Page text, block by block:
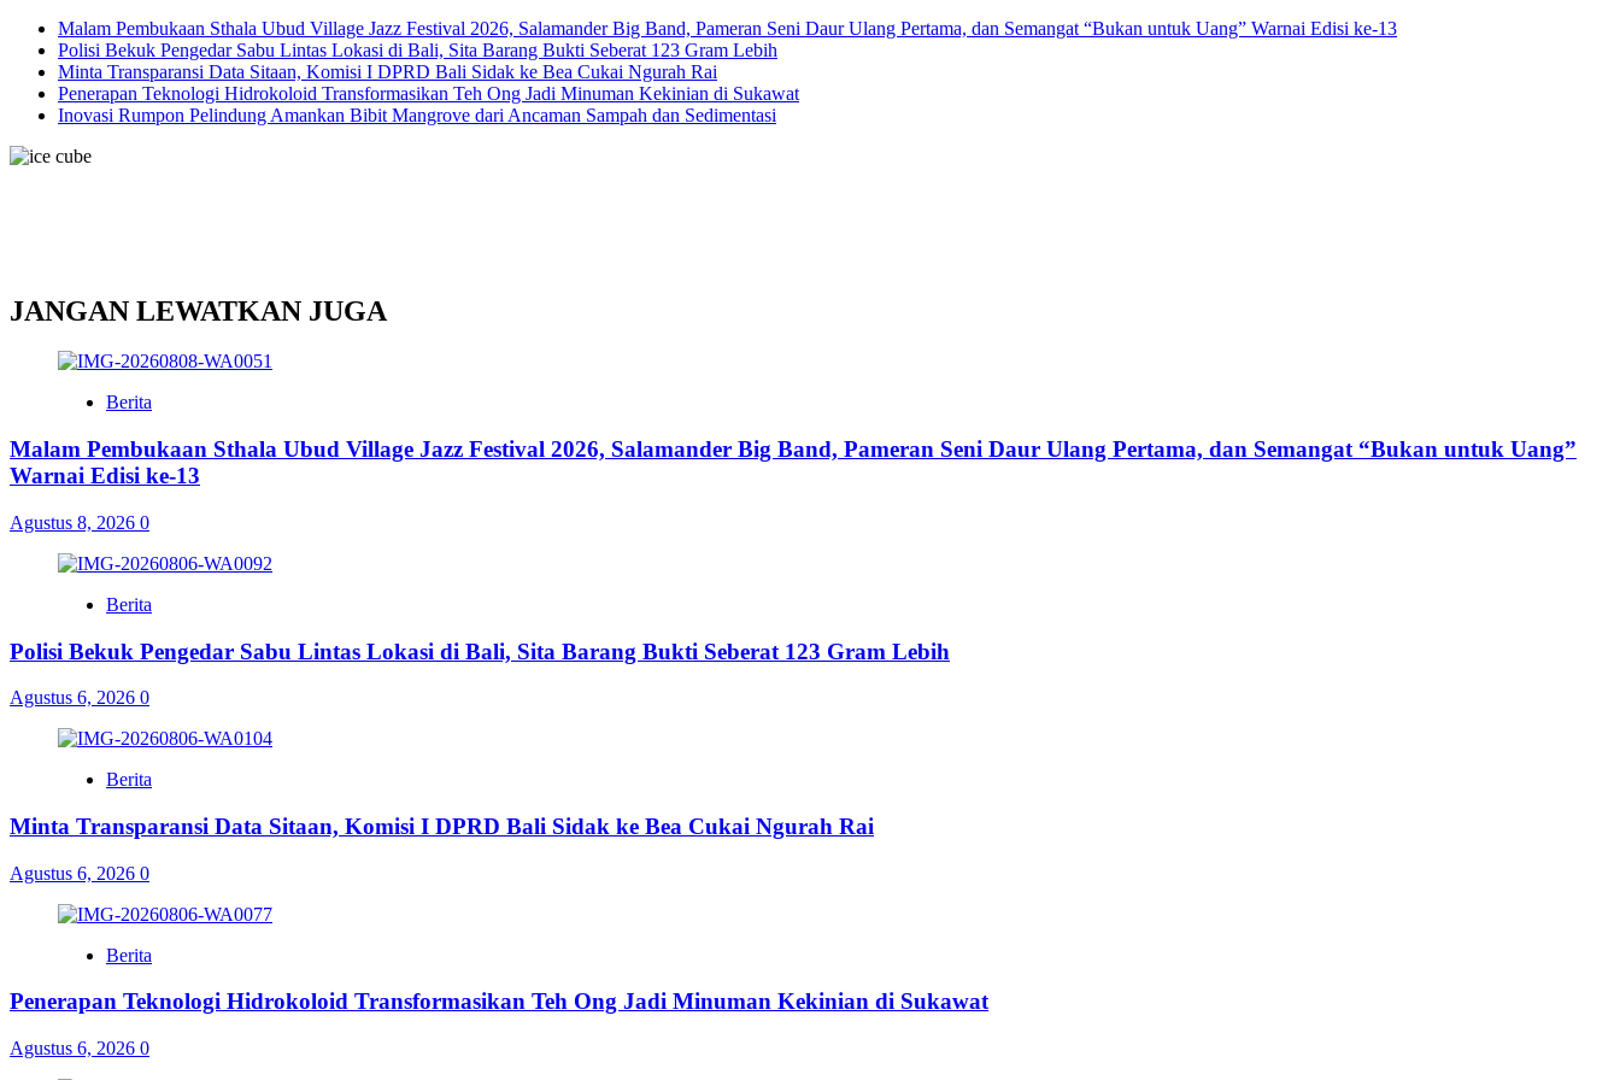
Malam Pembukaan Sthala Ubud Village Jazz Festival 2026, Salamander Big Band, Pameran Seni Daur Ulang Pertama, dan Semangat “Bukan untuk Uang” Warnai Edisi ke-13
Polisi Bekuk Pengedar Sabu Lintas Lokasi di Bali, Sita Barang Bukti Seberat 123 Gram Lebih
Minta Transparansi Data Sitaan, Komisi I DPRD Bali Sidak ke Bea Cukai Ngurah Rai
Penerapan Teknologi Hidrokoloid Transformasikan Teh Ong Jadi Minuman Kekinian di Sukawat
Inovasi Rumpon Pelindung Amankan Bibit Mangrove dari Ancaman Sampah dan Sedimentasi
JANGAN LEWATKAN JUGA
Berita
Malam Pembukaan Sthala Ubud Village Jazz Festival 2026, Salamander Big Band, Pameran Seni Daur Ulang Pertama, dan Semangat “Bukan untuk Uang”
Warnai Edisi ke-13
Agustus 8, 2026 0
Berita
Polisi Bekuk Pengedar Sabu Lintas Lokasi di Bali, Sita Barang Bukti Seberat 123 Gram Lebih
Agustus 6, 2026 0
Berita
Minta Transparansi Data Sitaan, Komisi I DPRD Bali Sidak ke Bea Cukai Ngurah Rai
Agustus 6, 2026 0
Berita
Penerapan Teknologi Hidrokoloid Transformasikan Teh Ong Jadi Minuman Kekinian di Sukawat
Agustus 6, 2026 0